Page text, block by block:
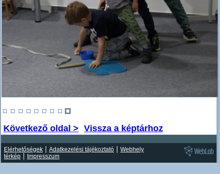
Következő oldal > Vissza a képtárhoz
Elérhetőségek Adatkezelési tájékoztató
Webhely
térkép
Impresszum